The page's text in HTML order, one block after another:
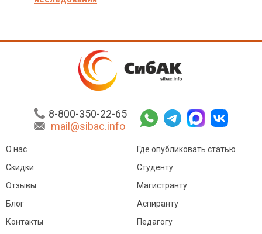
8-800-350-22-65
mail@sibac.info
О нас
Скидки
Отзывы
Блог
Контакты
Где опубликовать статью
Студенту
Магистранту
Аспиранту
Педагогу